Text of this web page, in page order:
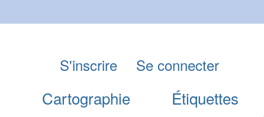
Cartographie Étiquettes
S'inscrire Se connecter